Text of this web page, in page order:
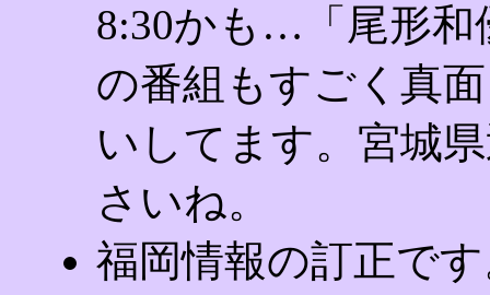
8:30かも…「尾形和
の番組もすごく真
いしてます。宮城
さいね。
福岡情報の訂正で